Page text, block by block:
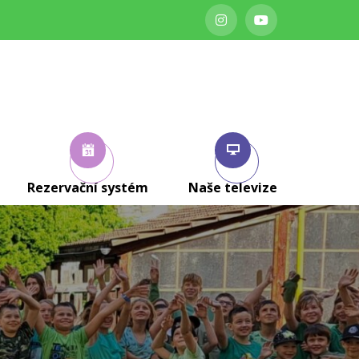
Rezervační systém Naše televize